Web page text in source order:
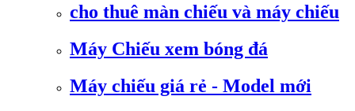
cho thuê màn chiếu và máy chiếu
Máy Chiếu xem bóng đá
Máy chiếu giá rẻ - Model mới